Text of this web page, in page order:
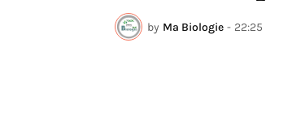
by Ma Biologie - 22:25